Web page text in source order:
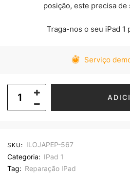
posição, este precisa de
Traga-nos o seu iPad 1
Serviço
SKU: ILOJAPEP-567
Categoria: IPad 1
Tag: Reparação IPad